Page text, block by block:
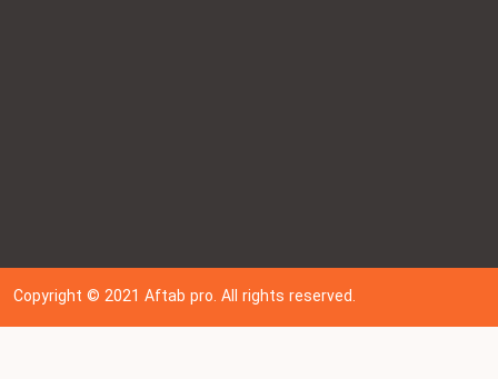
Copyright © 202 1Aftab pro. All rights reserved.